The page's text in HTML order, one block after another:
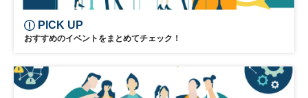
PICK UP
おすすめのイベントをまとめてチェック！